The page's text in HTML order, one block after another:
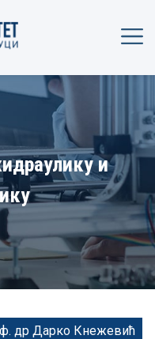
и
др Дарко Кнежевић